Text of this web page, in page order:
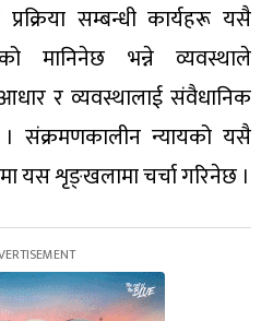
सम्बन्धी कार्यहरू यसै
मानिनेछ भन्ने व्यवस्थाले
र व्यवस्थालाई संवैधानिक
। संक्रमणकालीन न्यायको यसै
यस शृङ्खलामा चर्चा गरिनेछ ।